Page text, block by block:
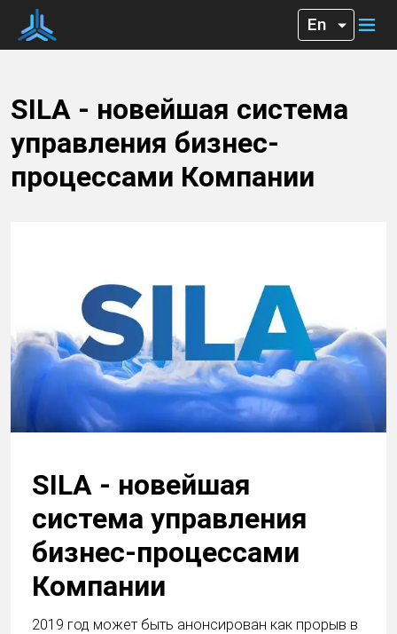
SILA - новейшая система
управления бизнес-
процессами Компании
SILA - новейшая
система управления
бизнес-процессами
Компании
2019 год может быть анонсирован как прорыв в